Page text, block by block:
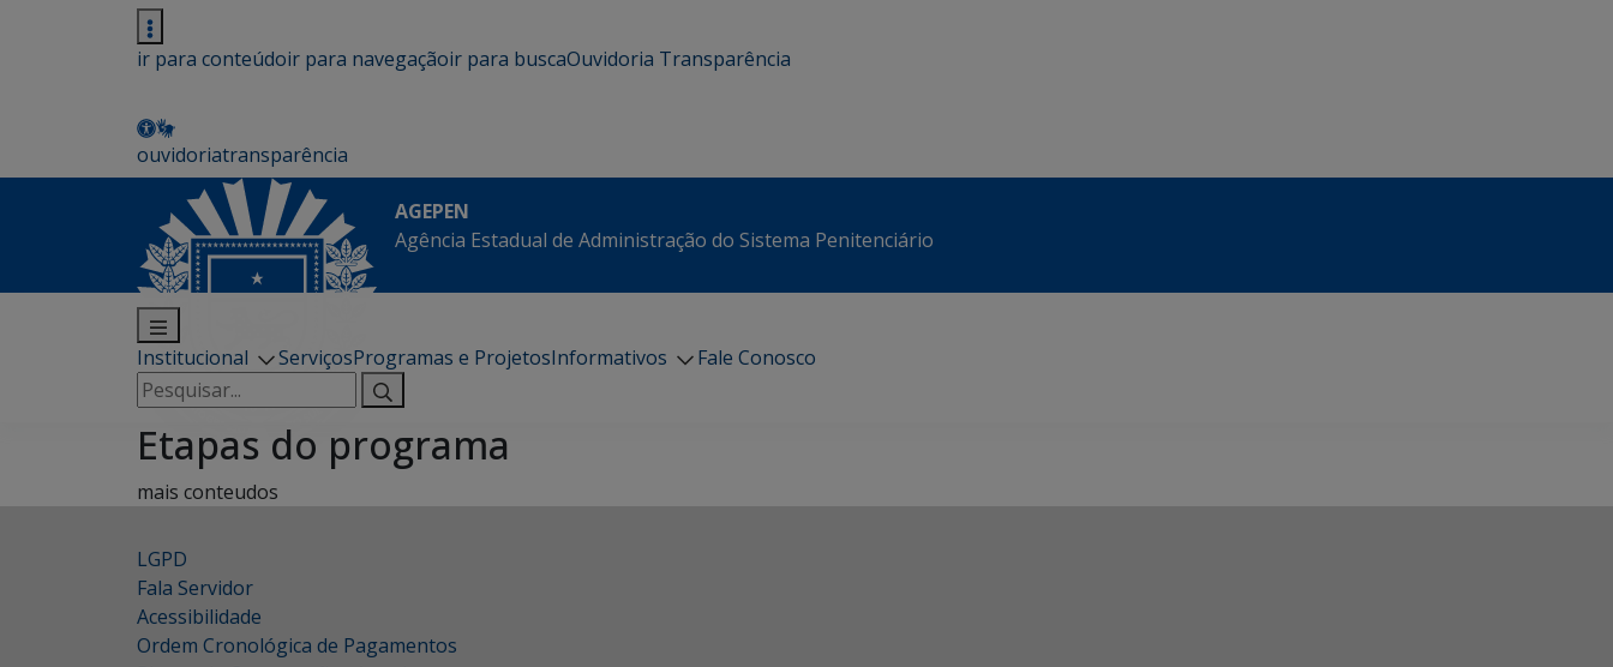
ir para conteúdoir para navegaçãoir para buscaOuvidoria Transparência
ouvidoriatransparência
AGEPEN
Agência Estadual de Administração do Sistema Penitenciário
Institucional ServiçosProgramas e ProjetosInformativos
Fale Conosco
Pesquisar
por:
Etapas do programa
mais conteudos
LGPD
Fala Servidor
Acessibilidade
Ordem Cronológica de Pagamentos